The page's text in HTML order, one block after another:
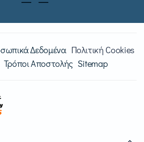
Δεδομένα Πολιτική Cookies
Τρόποι Αποστολής Sitemap